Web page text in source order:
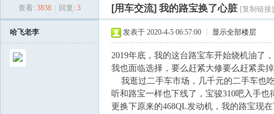
› ›
查看: 3838 回复: 3 [用车交流] 我的路宝换了心脏 [复制链接]
哈飞老李 发表于 2020-4-5 06:57:00 显示全部楼层
2019年底，我的这台路宝车开始烧机油了
我也面临选择，要么赶紧大修要么赶紧卖
我逛过二手车市场，几千元的二手车也
听和路宝一样也下线了，宝骏310吧入手
更换下原来的468QL发动机，我的路宝现